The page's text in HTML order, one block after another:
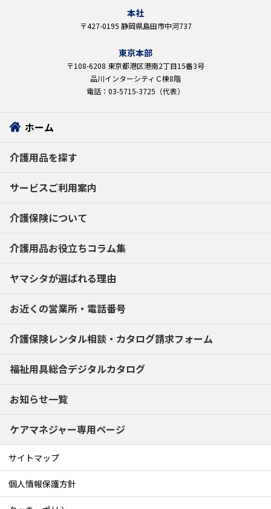
本社
〒427-0195 静岡県島田市中河737
東京本部
〒108-6208 東京都港区港南2丁目15番3号
品川インターシティＣ棟8階
電話：03-5715-3725（代表）
ホーム
介護用品を探す
サービスご利用案内
介護保険について
介護用品お役立ちコラム集
ヤマシタが選ばれる理由
お近くの営業所・電話番号
介護保険レンタル相談・ カタログ請求フォーム
福祉用具総合デジタルカタログ
お知らせ一覧
ケアマネジャー専用ページ
サイトマップ
個人情報保護方針